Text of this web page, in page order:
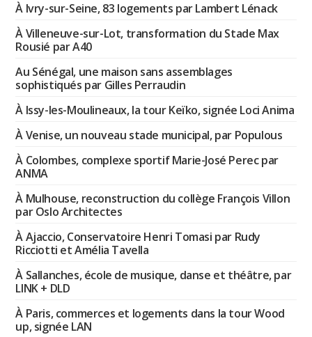
À Ivry-sur-Seine, 83 logements par Lambert Lénack
À Villeneuve-sur-Lot, transformation du Stade Max
Rousié par A40
Au Sénégal, une maison sans assemblages
sophistiqués par Gilles Perraudin
À Issy-les-Moulineaux, la tour Keïko, signée Loci Anima
À Venise, un nouveau stade municipal, par Populous
À Colombes, complexe sportif Marie-José Perec par
ANMA
À Mulhouse, reconstruction du collège François Villon
par Oslo Architectes
À Ajaccio, Conservatoire Henri Tomasi par Rudy
Ricciotti et Amélia Tavella
À Sallanches, école de musique, danse et théâtre, par
LINK + DLD
À Paris, commerces et logements dans la tour Wood
up, signée LAN